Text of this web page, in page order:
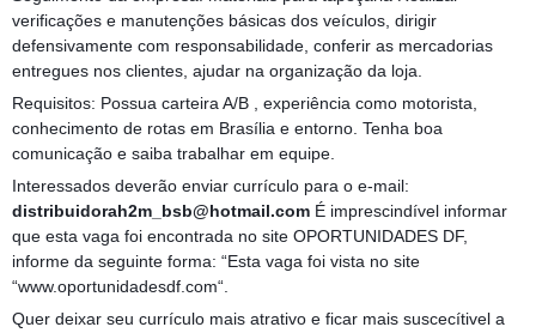
verificações e manutenções básicas dos veículos, dirigir
defensivamente com responsabilidade, conferir as mercadorias
entregues nos clientes, ajudar na organização da loja.
Requisitos: Possua carteira A/B , experiência como motorista,
conhecimento de rotas em Brasília e entorno. Tenha boa
comunicação e saiba trabalhar em equipe.
Interessados deverão enviar currículo para o e-mail:
distribuidorah2m_bsb@hotmail.com É imprescindível informar
que esta vaga foi encontrada no site OPORTUNIDADES DF,
informe da seguinte forma: “Esta vaga foi vista no site
“www.oportunidadesdf.com“.
Quer deixar seu currículo mais atrativo e ficar mais suscecítivel a